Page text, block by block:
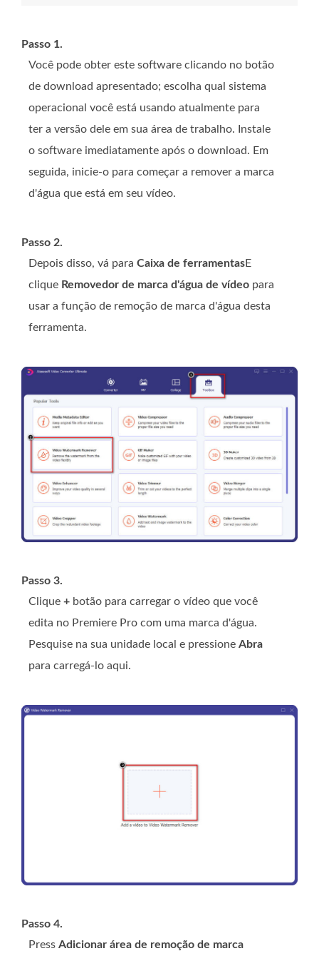
Passo 1.
Você pode obter este software clicando no botão
de download apresentado; escolha qual sistema
operacional você está usando atualmente para
ter a versão dele em sua área de trabalho. Instale
o software imediatamente após o download. Em
seguida, inicie-o para começar a remover a marca
d'água que está em seu vídeo.
Passo 2.
Depois disso, vá para Caixa de ferramentasE
clique Removedor de marca d'água de vídeo para
usar a função de remoção de marca d'água desta
ferramenta.
Passo 3.
Clique + botão para carregar o vídeo que você
edita no Premiere Pro com uma marca d'água.
Pesquise na sua unidade local e pressione Abra
para carregá-lo aqui.
Passo 4.
Press Adicionar área de remoção de marca